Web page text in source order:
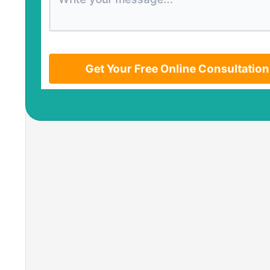
Get Your Free Online